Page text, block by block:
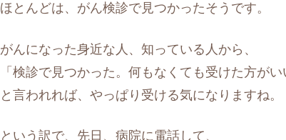
ほとんどは、がん検診で見つかったそうです。
がんになった身近な人、知っている人から、
「検診で見つかった。何もなくても受けた方がい
と言われれば、やっぱり受ける気になりますね。
という訳で、先日、病院に電話して、